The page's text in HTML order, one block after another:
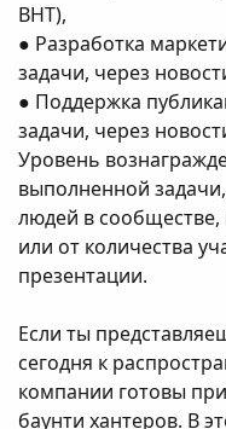
BHT),
● Разработка
задачи, через
● Поддержка
задачи, через
Уровень
выполненной
людей в
или от количества
презентации.
Если ты
сегодня к
компании готовы
баунти хантеров. В